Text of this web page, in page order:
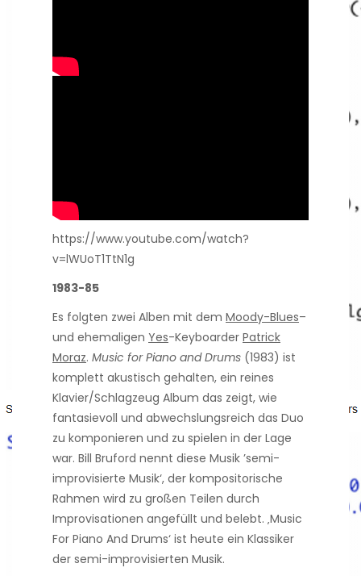
https://www.youtube.com/watch?
v=lWUoT1TtN1g
1983-85
Es folgten zwei Alben mit dem Moody-Blues–
und ehemaligen Yes-Keyboarder Patrick
Moraz. Music for Piano and Drums (1983) ist
komplett akustisch gehalten, ein reines
Klavier/Schlagzeug Album das zeigt, wie
fantasievoll und abwechslungsreich das Duo
zu komponieren und zu spielen in der Lage
war. Bill Bruford nennt diese Musik ’semi-
improvisierte Musik‘, der kompositorische
Rahmen wird zu großen Teilen durch
Improvisationen angefüllt und belebt. ‚Music
For Piano And Drums‘ ist heute ein Klassiker
der semi-improvisierten Musik.